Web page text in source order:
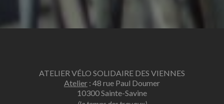
ATELIER VÉLO SOLIDAIRE DES VIENNES
Atelier : 48 rue Paul Doumer
10300 Sainte-Savine